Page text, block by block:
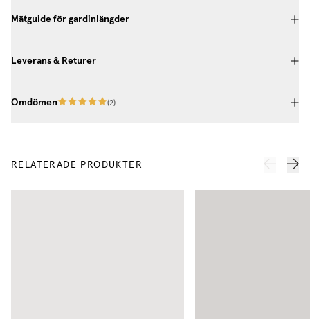
Mätguide för gardinlängder
Leverans & Returer
Omdömen (2)
RELATERADE PRODUKTER